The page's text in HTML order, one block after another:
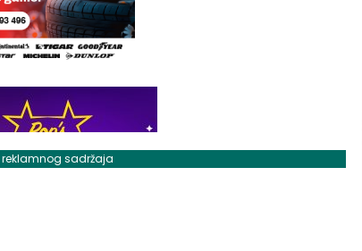
reklamnog sadržaja